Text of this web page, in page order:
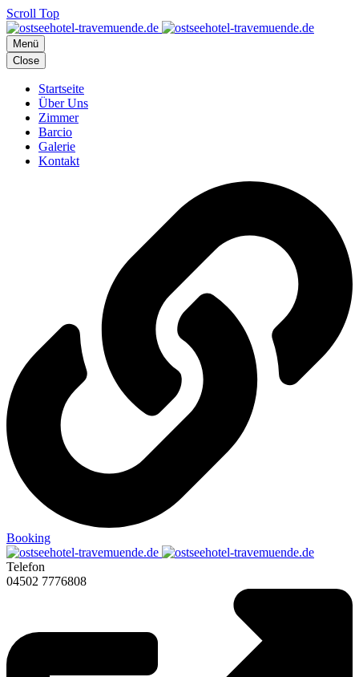
Scroll Top
Menü
Close
Startseite
Über Uns
Zimmer
Barcio
Galerie
Kontakt
Booking
Telefon
04502 7776808